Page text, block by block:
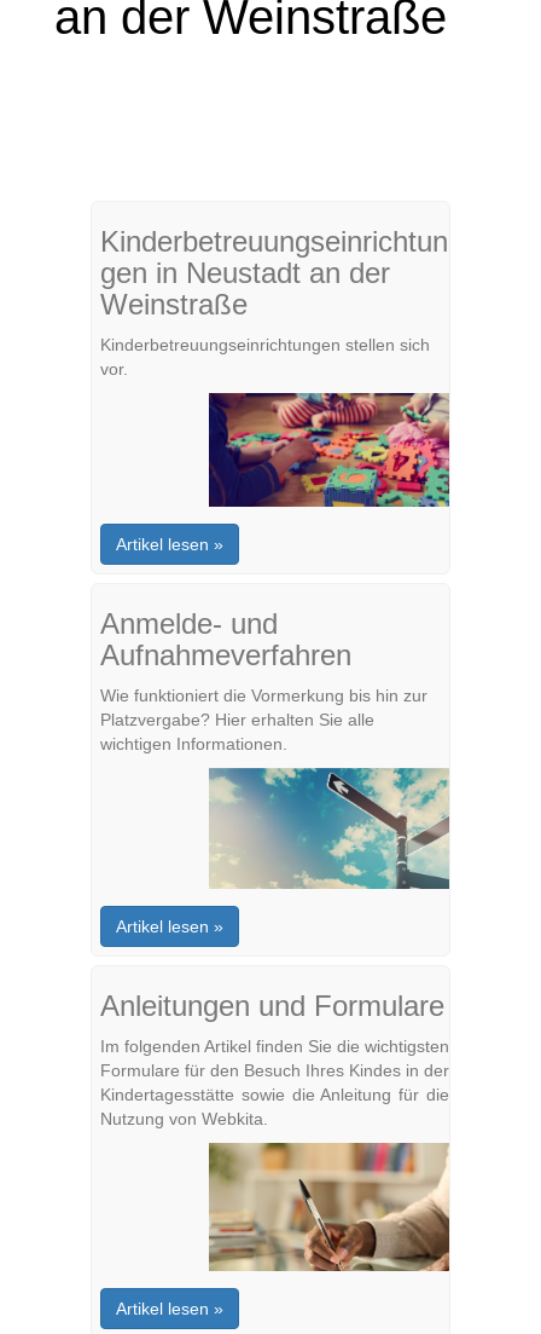
an der Weinstraße
Kinderbetreuungseinrichtun
gen in Neustadt an der
Weinstraße
Kinderbetreuungseinrichtungen stellen sich
vor.
Artikel lesen »
Anmelde- und
Aufnahmeverfahren
Wie funktioniert die Vormerkung bis hin zur
Platzvergabe? Hier erhalten Sie alle
wichtigen Informationen.
Artikel lesen »
Anleitungen und Formulare
Im folgenden Artikel finden Sie die wichtigsten
Formulare für den Besuch Ihres Kindes in der
Kindertagesstätte sowie die Anleitung für die
Nutzung von Webkita.
Artikel lesen »